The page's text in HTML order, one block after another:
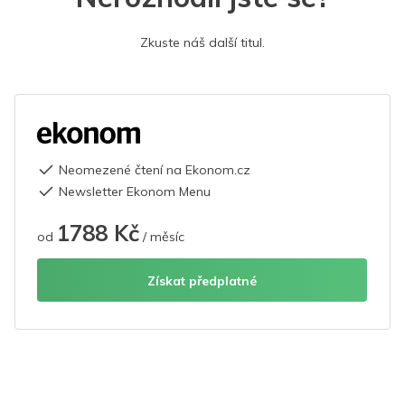
Zkuste náš další titul.
Neomezené čtení na Ekonom.cz
Newsletter Ekonom Menu
od 1788 Kč / měsíc
Získat předplatné